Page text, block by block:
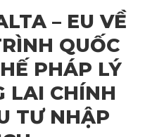
– EU VỀ
QUỐC
PHÁP LÝ
LAI CHÍNH
TƯ NHẬP